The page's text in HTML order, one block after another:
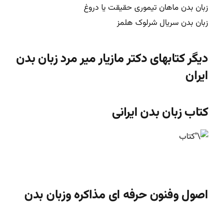
زبان بدن ماهان تیموری حقیقت یا دروغ
زبان بدن سریال شرلوک هلمز
دیگر کتابهای دکتر مازیار میر مرد زبان بدن
ایران
کتاب زبان بدن ایرانی
اصول وفنون حرفه ای مذاکره وزبان بدن